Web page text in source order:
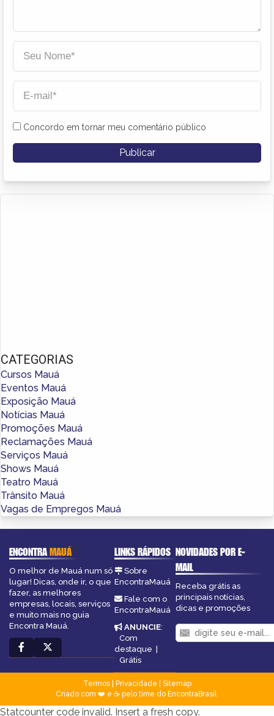
Concordo em tornar meu comentário público
CATEGORIAS
Cursos Mauá
Eventos Mauá
Exposição Mauá
Notícias Mauá
Promoções Mauá
Reclamações Mauá
Serviços Mauá
Shows Mauá
Teatro Mauá
Trânsito Mauá
Vagas de Empregos Mauá
ENCONTRAMAUÁ
O melhor de Mauá num só
lugar! Dicas, onde ir, o que
fazer, as melhores
empresas, locais, serviços
e muito mais no guia
Encontra Mauá.
LINKS RÁPIDOS
Sobre
EncontraMauá
Fale com o
EncontraMauá
ANUNCIE:
Com
destaque
Grátis
NOVIDADES POR E-
MAIL
Receba grátis as
principais notícias,
dicas e promoções
Termos| Privacidade
Sitemap
Criado com ❤️ e ☕ pelo time do EncontraBrasil
Statcounter code invalid. Insert a fresh copy.